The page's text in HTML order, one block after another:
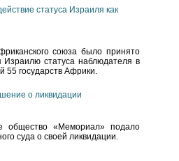
статуса Израиля как
союза было принято
статуса наблюдателя в
государств Африки.
о ликвидации
общество «Мемориал» подало
суда о своей ликвидации.